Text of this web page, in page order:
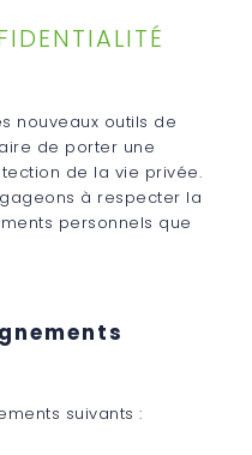
nouveaux outils de
de porter une
de la vie privée.
à respecter la
personnels que
suivants :